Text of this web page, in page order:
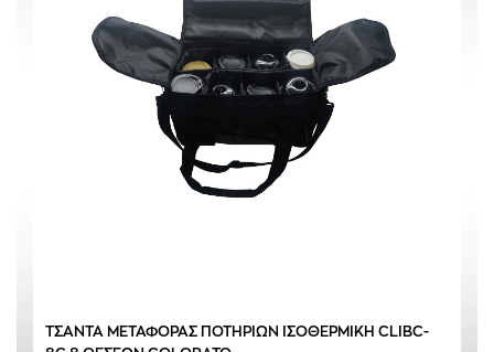
ΤΣΑΝΤΑ ΜΕΤΑΦΟΡΑΣ ΠΟΤΗΡΙΩΝ ΙΣΟΘΕΡΜΙΚΗ CLIBC-